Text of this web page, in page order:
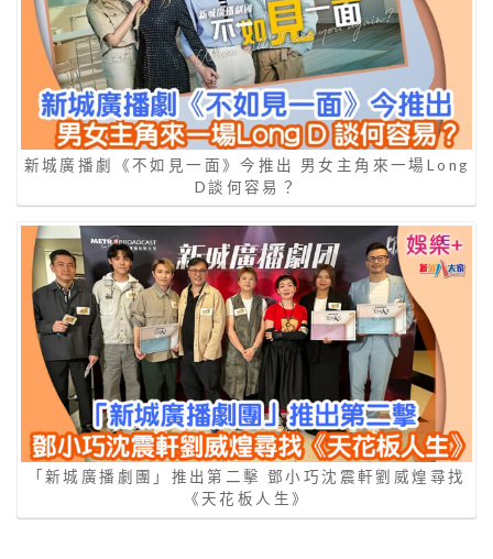
新城廣播劇《不如見一面》今推出 男女主角來一場Long
D談何容易？
「新城廣播劇團」推出第二擊 鄧小巧沈震軒劉威煌尋找
《天花板人生》